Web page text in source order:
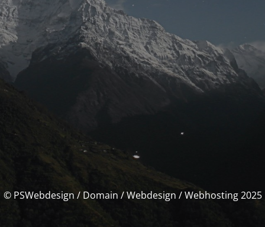
© PSWebdesign / Domain / Webdesign / Webhosting 2025